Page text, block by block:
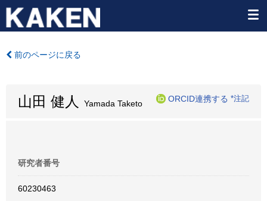
前のページに戻る
山田 健人 Yamada Taketo
ORCID連携する *注記
研究者番号
60230463